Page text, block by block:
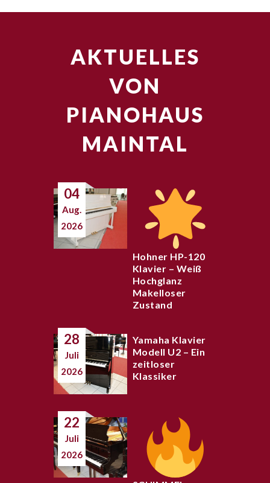
AKTUELLES
VON
PIANOHAUS
MAINTAL
04
Aug.
2026
Hohner HP-120
Klavier – Weiß
Hochglanz
Makelloser
Zustand
28
Juli
2026
Yamaha Klavier
Modell U2 – Ein
zeitloser
Klassiker
22
Juli
2026